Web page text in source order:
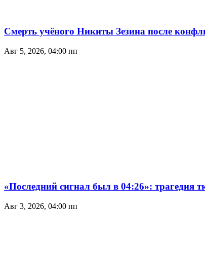
Смерть учёного Никиты Зезина после
Авг 5, 2026, 04:00 пп
«Последний сигнал был в 04:26»: трагедия
Авг 3, 2026, 04:00 пп